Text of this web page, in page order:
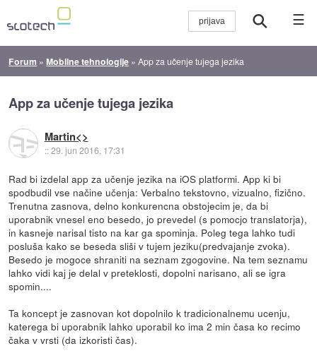
☰
Forum »Mobilne tehnologije »App za učenje tujega jezika
App za učenje tujega jezika
Martin<>
::29. jun 2016, 17:31
Rad bi izdelal app za učenje jezika na iOS platformi. App ki bi
spodbudil vse načine učenja: Verbalno tekstovno, vizualno, fizično.
Trenutna zasnova, delno konkurencna obstojecim je, da bi
uporabnik vnesel eno besedo, jo prevedel (s pomocjo translatorja),
in kasneje narisal tisto na kar ga spominja. Poleg tega lahko tudi
posluša kako se beseda sliši v tujem jeziku(predvajanje zvoka).
Besedo je mogoce shraniti na seznam zgogovine. Na tem seznamu
lahko vidi kaj je delal v preteklosti, dopolni narisano, ali se igra
spomin....
Ta koncept je zasnovan kot dopolnilo k tradicionalnemu ucenju,
katerega bi uporabnik lahko uporabil ko ima 2 min časa ko recimo
čaka v vrsti (da izkoristi čas).